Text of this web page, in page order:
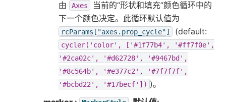
由
Axes
当前的“形状和填充”颜色循环中的
下一个颜色决定。此循环默认值为
rcParams["axes.prop_cycle"] (default:
cycler('color', ['#1f77b4',
'#ff7f0e',
'#2ca02c',
'#d62728',
'#9467bd',
'#8c564b',
'#e377c2',
'#7f7f7f',
'#bcbd22',
'#17becf']) )。